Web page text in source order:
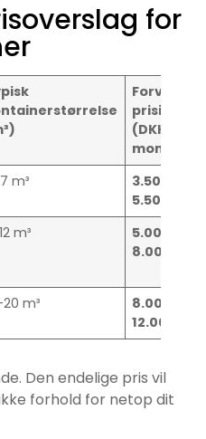
for
Forventet
(DKK inkl.
moms)
m³
3.500 –
5.500 kr.
m³
5.000 –
8.000 kr.
m³
8.000 –
12.000+ kr.
Den endelige pris vil
forhold for netop dit